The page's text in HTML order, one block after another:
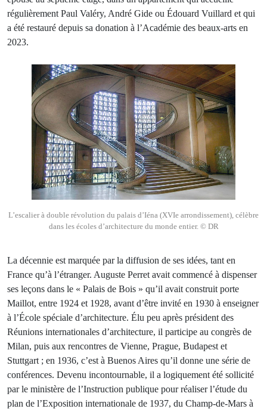
régulièrement Paul Valéry, André Gide ou Édouard Vuillard et qui
a été restauré depuis sa donation à l’Académie des beaux-arts en
2023.
L’escalier à double révolution du palais d’Iéna (XVIe arrondissement), célèbre
dans les écoles d’architecture du monde entier. © DR
La décennie est marquée par la diffusion de ses idées, tant en
France qu’à l’étranger. Auguste Perret avait commencé à dispenser
ses leçons dans le « Palais de Bois » qu’il avait construit porte
Maillot, entre 1924 et 1928, avant d’être invité en 1930 à enseigner
à l’École spéciale d’architecture. Élu peu après président des
Réunions internationales d’architecture, il participe au congrès de
Milan, puis aux rencontres de Vienne, Prague, Budapest et
Stuttgart ; en 1936, c’est à Buenos Aires qu’il donne une série de
conférences. Devenu incontournable, il a logiquement été sollicité
par le ministère de l’Instruction publique pour réaliser l’étude du
plan de l’Exposition internationale de 1937, du Champ-de-Mars à